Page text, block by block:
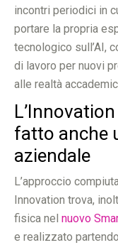
incontri periodici in
portare la propria
tecnologico sull’AI,
di lavoro per nuovi
alle realtà
fatto anche
aziendale
L’approccio
Innovation trova,
fisica nel nuovo
e realizzato